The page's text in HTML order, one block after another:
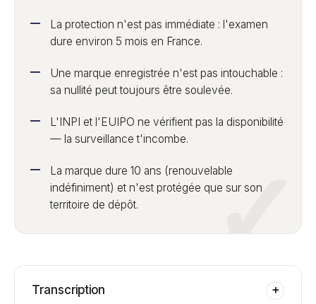
La protection n'est pas immédiate : l'examen
dure environ 5 mois en France.
Une marque enregistrée n'est pas intouchable :
sa nullité peut toujours être soulevée.
L'INPI et l'EUIPO ne vérifient pas la disponibilité
— la surveillance t'incombe.
La marque dure 10 ans (renouvelable
indéfiniment) et n'est protégée que sur son
territoire de dépôt.
Transcription +